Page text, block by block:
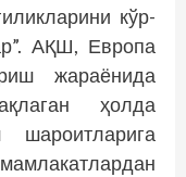
кўр-
АҚШ, Европа
жараёнида
ҳолда